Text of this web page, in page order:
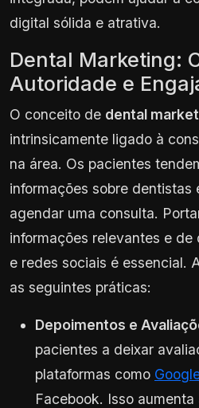
digital sólida e atrativa.
Dental Marketing:
Autoridade e
O conceito de dental
intrinsicamente ligado à
na área. Os pacientes
informações sobre dentistas
agendar uma consulta.
informações relevantes e
e redes sociais é essencial.
as seguintes práticas:
Depoimentos e
pacientes a deixar
plataformas como
Facebook. Isso